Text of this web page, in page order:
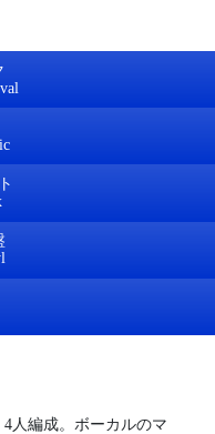
人編成。ボーカルのマ